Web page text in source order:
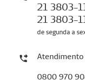
21 3803-
21 3803-
de segunda a
Atendimento
0800 970